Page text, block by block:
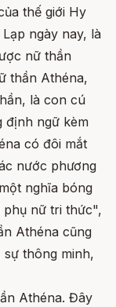
thế giới Hy
ngày nay, là
nữ thần
thần Athéna,
là con cú
định ngữ kèm
có đôi mắt
nước phương
nghĩa bóng
phụ nữ tri thức",
Athéna cũng
thông minh,
Athéna. Đây